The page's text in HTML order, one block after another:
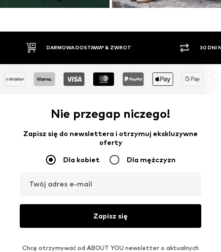
30 DNI NA ZWROT TOWARU
Nie przegap niczego!
Zapisz się do newslettera i otrzymuj ekskluzywne
oferty
Dla kobiet Dla mężczyzn
Twój adres e-mail
Zapisz się
Chcę otrzymywać od ABOUT YOU newsletter o aktualnych